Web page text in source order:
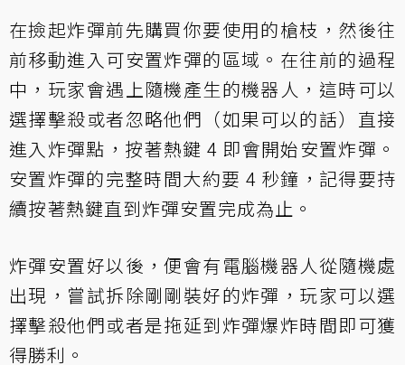
在撿起炸彈前先購買你要使用的槍枝，然後往
前移動進入可安置炸彈的區域。在往前的過程
中，玩家會遇上隨機產生的機器人，這時可以
選擇擊殺或者忽略他們（如果可以的話）直接
進入炸彈點，按著熱鍵 4 即會開始安置炸彈。
安置炸彈的完整時間大約要 4 秒鐘，記得要持
續按著熱鍵直到炸彈安置完成為止。
炸彈安置好以後，便會有電腦機器人從隨機處
出現，嘗試拆除剛剛裝好的炸彈，玩家可以選
擇擊殺他們或者是拖延到炸彈爆炸時間即可獲
得勝利。